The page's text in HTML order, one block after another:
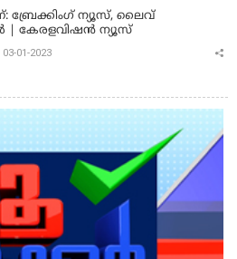
ബ്രേക്കിംഗ് ന്യൂസ്, ലൈവ്
| കേരളവിഷൻ ന്യൂസ്
01-2023